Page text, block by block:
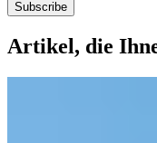
Subscribe
Artikel, die